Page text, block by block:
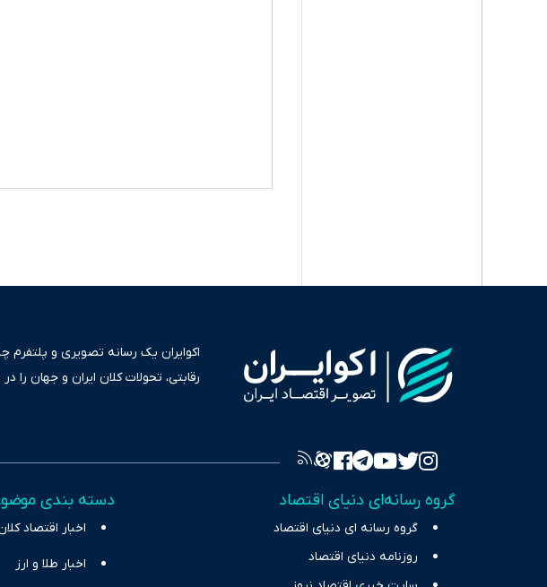
اکوایران یک رسانه تصویری و پلتفرم
رقابتی، تحولات کلان ایران و جهان
به عنوان منبعی دقیق و قابل اعتماد،
چالش‌های فقر و بیکاری را جست‌وجو
اقتصاد را با رویکردی حرفه‌ای و
گروه رسانه‌ای دنیای اقتصاد
گروه رسانه ای دنیای اقتصاد
روزنامه دنیای اقتصاد
دسته بندی
اخبار اقتصاد
اخبار طلا و ارز